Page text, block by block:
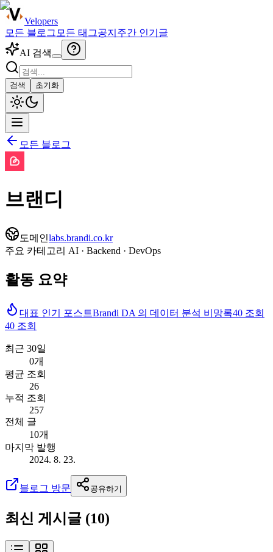
Velopers
모든 블로그 모든 태그공지 주간 인기글
AI 검색
검색 초기화
모든 블로그
브랜디
도메인labs.brandi.co.kr
주요 카테고리 AI · Backend · DevOps
활동 요약
대표 인기 포스트Brandi DA 의 데이터 분석 비망록40 조회
40 조회
최근 30일
0개
평균 조회
26
누적 조회
257
전체 글
10개
마지막 발행
2024. 8. 23.
블로그 방문 공유하기
최신 게시글 (10)